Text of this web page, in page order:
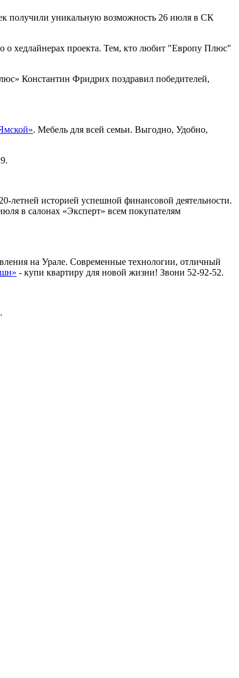
получили уникальную возможность 26 июля в СК
о хедлайнерах проекта. Тем, кто любит "Европу Плюс"
Константин Фридрих поздравил победителей,
. Мебель для всей семьи. Выгодно, Удобно,
летней историей успешной финансовой деятельности.
в салонах «Эксперт» всем покупателям
на Урале. Современные технологии, отличный
- купи квартиру для новой жизни! Звони 52-92-52.